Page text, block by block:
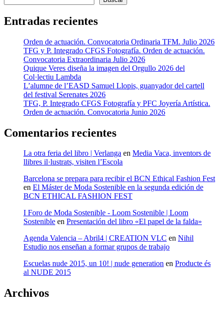
Entradas recientes
Orden de actuación. Convocatoria Ordinaria TFM. Julio 2026
TFG y P. Integrado CFGS Fotografía. Orden de actuación.
Convocatoria Extraordinaria Julio 2026
Quique Veres diseña la imagen del Orgullo 2026 del
Col·lectiu Lambda
L’alumne de l’EASD Samuel Llopis, guanyador del cartell
del festival Serenates 2026
TFG, P. Integrado CFGS Fotografía y PFC Joyería Artística.
Orden de actuación. Convocatoria Junio 2026
Comentarios recientes
La otra feria del libro | Verlanga en Media Vaca, inventors de
llibres il·lustrats, visiten l’Escola
Barcelona se prepara para recibir el BCN Ethical Fashion Fest
en El Máster de Moda Sostenible en la segunda edición de
BCN ETHICAL FASHION FEST
I Foro de Moda Sostenible - Loom Sostenible | Loom
Sostenible en Presentación del libro «El papel de la falda»
Agenda Valencia – Abril4 | CREATION VLC en Nihil
Estudio nos enseñan a formar grupos de trabajo
Escuelas nude 2015, un 10! | nude generation en Producte és
al NUDE 2015
Archivos